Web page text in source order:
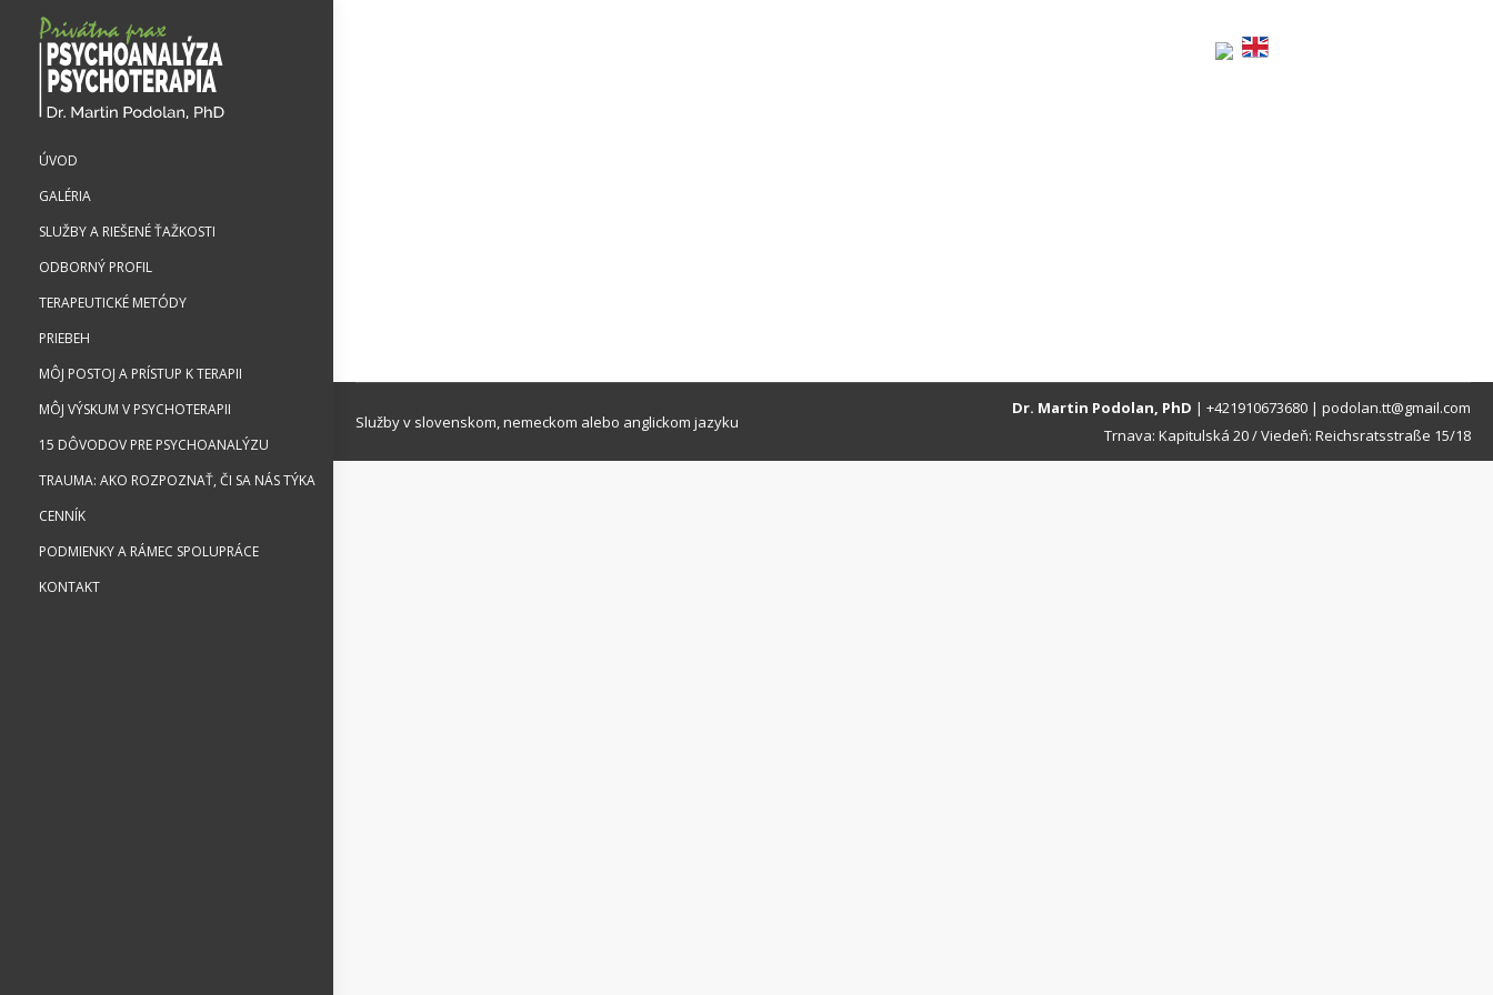
ÚVOD
GALÉRIA
SLUŽBY A RIEŠENÉ ŤAŽKOSTI
ODBORNÝ PROFIL
TERAPEUTICKÉ METÓDY
PRIEBEH
MÔJ POSTOJ A PRÍSTUP K TERAPII
MÔJ VÝSKUM V PSYCHOTERAPII
15 DÔVODOV PRE PSYCHOANALÝZU
TRAUMA: AKO ROZPOZNAŤ, ČI SA NÁS TÝKA
CENNÍK
PODMIENKY A RÁMEC SPOLUPRÁCE
KONTAKT
Služby v slovenskom, nemeckom alebo anglickom jazyku
Dr. Martin Podolan, PhD | +421910673680 | podolan.tt@gmail.com
Trnava: Kapitulská 20 / Viedeň: Reichsratsstraße 15/18